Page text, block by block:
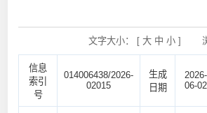
文字大小： [ 大 中 小]
信息
索引
号
014006438/2026-
02015
生成
日期
2026-
06-02